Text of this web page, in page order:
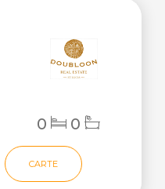
0 0
CARTE